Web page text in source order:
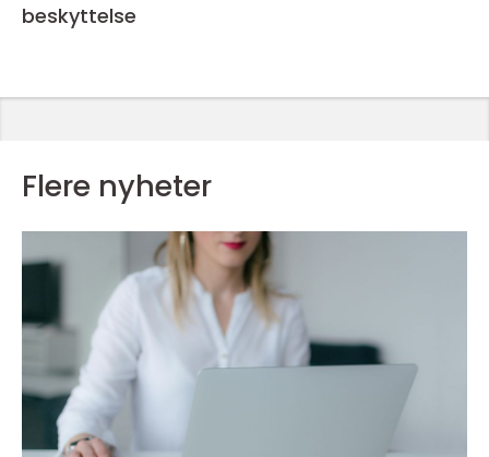
beskyttelse
Flere nyheter